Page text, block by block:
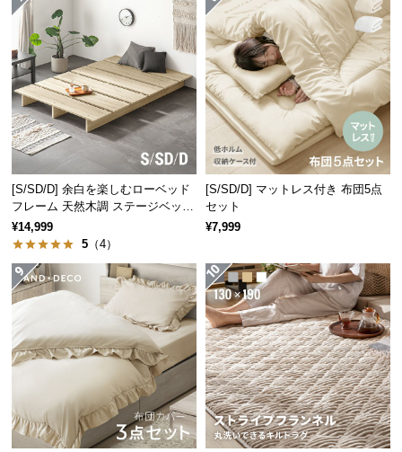
に
つ
い
て
搬
経
路
に
つ
い
て
返
品・
ン
セ
[S/SD/D] 余白を楽しむローベッド
フレーム 天然木調 ステージベッド
ロボット掃除機対応
¥14,999
5 （4）
[S/SD/D] マットレス付き 布団5点
セット
¥7,999